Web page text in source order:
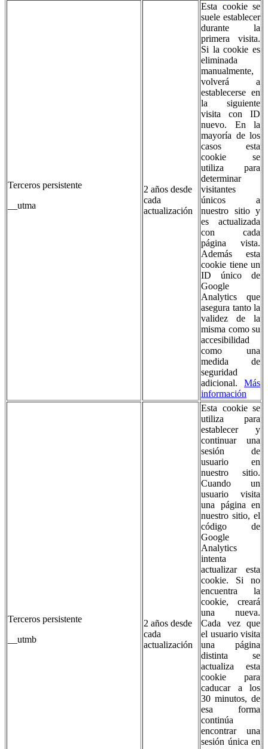
Terceros persistente
__utma
2 años desde
cada
actualización
Esta cookie se
suele establecer
durante la
primera visita.
Si la cookie es
eliminada
manualmente,
volverá a
establecerse en
la siguiente
visita con ID
nuevo. En la
mayoría de los
casos esta
cookie se
utiliza para
determinar
visitantes
únicos a
nuestro sitio y
es actualizada
con cada
página vista.
Además esta
cookie tiene un
ID único de
Google
Analytics que
asegura tanto la
validez de la
misma como su
accesibilidad
como una
medida de
seguridad
adicional. Más
información
Terceros persistente
__utmb
2 años desde
cada
actualización
Esta cookie se
utiliza para
establecer y
continuar una
sesión de
usuario en
nuestro sitio.
Cuando un
usuario visita
una página en
nuestro sitio, el
código de
Google
Analytics
intenta
actualizar esta
cookie. Si no
encuentra la
cookie, creará
una nueva.
Cada vez que
el usuario visita
una página
distinta se
actualiza esta
cookie para
caducar a los
30 minutos, de
esa forma
continúa
encontrar una
sesión única en